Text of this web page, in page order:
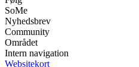
SoMe
Nyhedsbrev
Community
Området
Intern navigation
Websitekort